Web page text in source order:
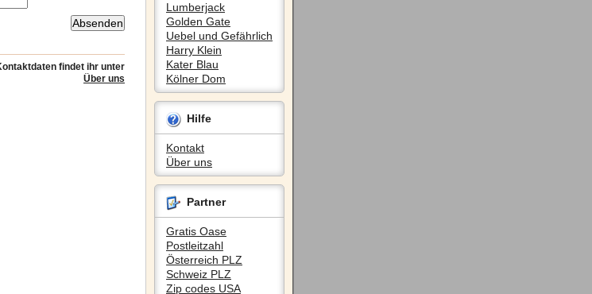
Lumberjack
Golden Gate
Uebel und Gefährlich
Harry Klein
Kater Blau
Kölner Dom
Hilfe
Kontakt
Über uns
Partner
Gratis Oase
Postleitzahl
Österreich PLZ
Schweiz PLZ
Zip codes USA
findet ihr unter
Über uns